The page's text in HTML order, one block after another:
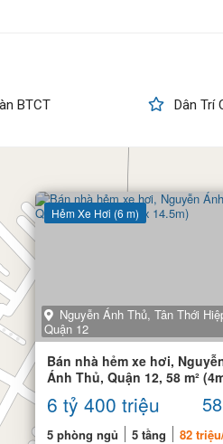
BTCT Dân Trí
Hẻm Xe Hơi (6 m)
Nguyễn Ánh Thủ, Tân Thới
Quận 12
Bán nhà hẻm xe hơi,
Ánh Thủ, Quận 12, 58 m²
14.5m)
6 tỷ 400 triệu
5 phòng ngủ 5 tầng 82